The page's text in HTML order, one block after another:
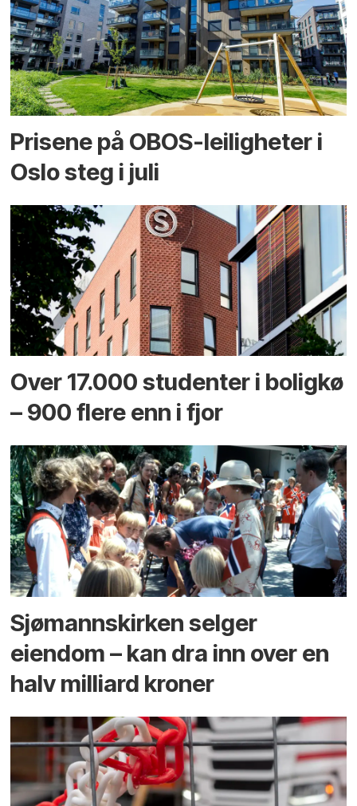
Prisene på OBOS-leiligheter i
Oslo steg i juli
Over 17.000 studenter i boligkø
– 900 flere enn i fjor
Sjømannskirken selger
eiendom – kan dra inn over en
halv milliard kroner